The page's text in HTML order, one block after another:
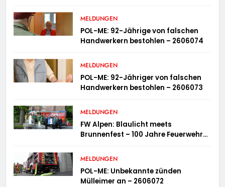
MELDUNGEN
POL-ME: 92-Jährige von falschen
Handwerkern bestohlen – 2606074
MELDUNGEN
POL-ME: 92-Jähriger von falschen
Handwerkern bestohlen – 2606073
MELDUNGEN
FW Alpen: Blaulicht meets
Brunnenfest – 100 Jahre Feuerwehr
MELDUNGEN
POL-ME: Unbekannte zünden
Mülleimer an – 2606072